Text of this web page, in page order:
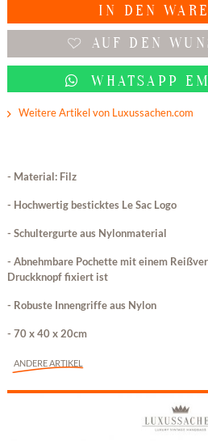
IN DEN
AUF DEN
WHATSAPP
Weitere Artikel von Luxussachen.com
- Material: Filz
- Hochwertig besticktes Le Sac Logo
- Schultergurte aus Nylonmaterial
- Abnehmbare Pochette mit einem
Druckknopf fixiert ist
- Robuste Innengriffe aus Nylon
- 70 x 40 x 20cm
ANDERE ARTIKEL